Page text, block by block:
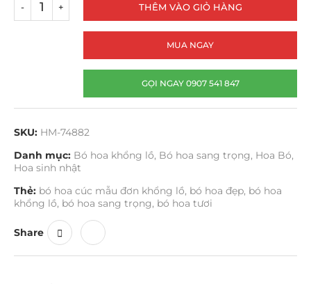
THÊM VÀO GIỎ HÀNG
MUA NGAY
GỌI NGAY 0907 541 847
SKU: HM-74882
Danh mục: Bó hoa khổng lồ, Bó hoa sang trọng, Hoa Bó,
Hoa sinh nhật
Thẻ: bó hoa cúc mẫu đơn khổng lồ, bó hoa đẹp, bó hoa
khổng lồ, bó hoa sang trọng, bó hoa tươi
Share